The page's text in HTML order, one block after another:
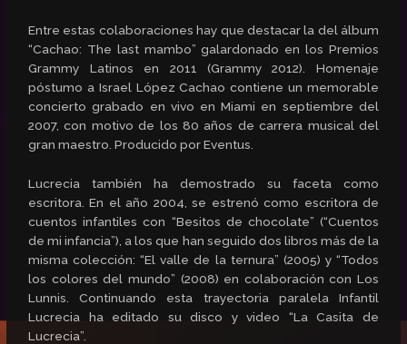
Entre estas colaboraciones hay que destacar la del álbum
“Cachao: The last mambo” galardonado en los Premios
Grammy Latinos en 2011 (Grammy 2012). Homenaje
póstumo a Israel López Cachao contiene un memorable
concierto grabado en vivo en Miami en septiembre del
2007, con motivo de los 80 años de carrera musical del
gran maestro. Producido por Eventus.
Lucrecia también ha demostrado su faceta como
escritora. En el año 2004, se estrenó como escritora de
cuentos infantiles con “Besitos de chocolate” (“Cuentos
de mi infancia”), a los que han seguido dos libros más de la
misma colección: “El valle de la ternura” (2005) y “Todos
los colores del mundo” (2008) en colaboración con Los
Lunnis. Continuando esta trayectoria paralela Infantil
Lucrecia ha editado su disco y video “La Casita de
Lucrecia”.